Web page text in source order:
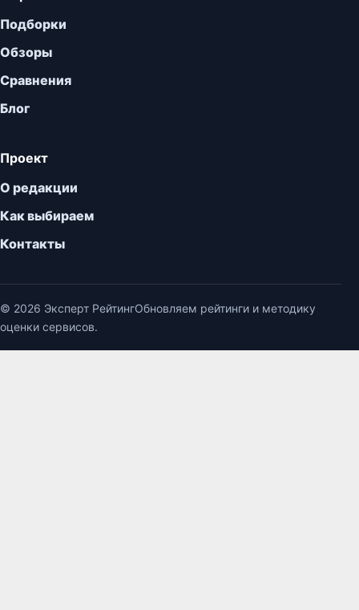
Подборки
Обзоры
Сравнения
Блог
Проект
О редакции
Как выбираем
Контакты
© 2026 Эксперт РейтингОбновляем рейтинги и методику
оценки сервисов.